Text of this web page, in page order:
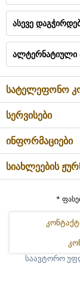
ასევე
ალტერნატიული
სატელეფონო
სერვისები
ინფორმაციები
სიახლეების
*
საავტორო